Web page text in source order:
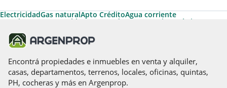
ElectricidadGas naturalApto CréditoAgua corriente
Permite Mascotas Cable Desayunador Temporario Turístico
Calefacción tiro balanceado
Aire calienteLuz eléctricaAgua cloaca
Apto Profesional
Encontrá propiedades e inmuebles en venta y alquiler,
casas, departamentos, terrenos, locales, oficinas, quintas,
PH, cocheras y más en Argenprop.